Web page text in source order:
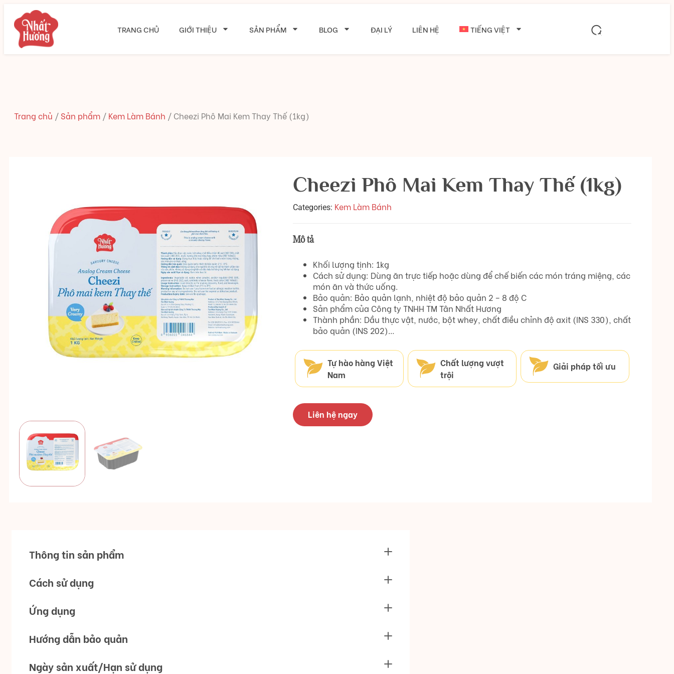
TRANG CHỦ GIỚI THIỆU SẢN PHẨM BLOG ĐẠI LÝ LIÊN HỆ TIẾNG VIỆT
Trang chủ / Sản phẩm / Kem Làm Bánh / Cheezi Phô Mai Kem Thay Thế (1kg)
Cheezi Phô Mai Kem Thay Thế (1kg)
Categories: Kem Làm Bánh
Mô tả
Khối lượng tịnh: 1kg
Cách sử dụng: Dùng ăn trực tiếp hoặc dùng để chế biến các món tráng miệng, các
món ăn và thức uống.
Bảo quản: Bảo quản lạnh, nhiệt độ bảo quản 2 – 8 độ C
Sản phẩm của Công ty TNHH TM Tân Nhất Hương
Thành phần: Dầu thực vật, nước, bột whey, chất điều chỉnh độ axit (INS 330), chất
bảo quản (INS 202)…
Tự hào hàng Việt
Nam
Chất lượng vượt
trội
Giải pháp tối ưu
Liên hệ ngay
Thông tin sản phẩm
Cách sử dụng
Ứng dụng
Hướng dẫn bảo quản
Ngày sản xuất/Hạn sử dụng